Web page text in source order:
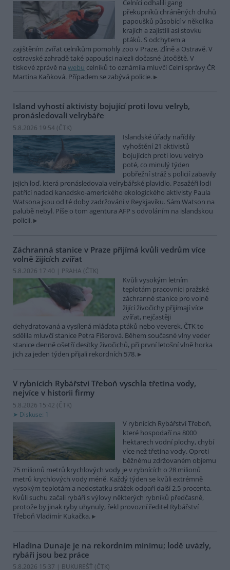
Celníci odhalili gang
překupníků chráněných druhů
papoušků působící v několika
krajích a zajistili asi stovku
ptáků. S odchytem a
zajištěním zvířat celníkům pomohly zoo v Praze, Zlíně a Ostravě. V
ostravské zahradě také papoušci nalezli dočasné útočiště. V
tiskové zprávě na webu celníků to oznámila mluvčí Celní správy ČR
Martina Kaňková. Případem se zabývá policie.
Island vyhostí aktivisty bojující proti lovu velryb,
pronásledovali velrybáře
5.8.2026 19:54 (ČTK)
Islandské úřady nařídily
vyhoštění 21 aktivistů
bojujících proti lovu velryb
poté, co minulý týden
pobřežní stráž s policií zabavily
jejich loď, která pronásledovala velrybářské plavidlo. Pasažéři lodi
patřící nadaci kanadsko-amerického ekologického aktivisty Paula
Watsona jsou od té doby zadržováni v Reykjavíku. Sám Watson na
palubě nebyl. Píše o tom agentura AFP s odvoláním na islandskou
policii.
Záchranná stanice v Praze přijímá kvůli vedrům více
volně žijících zvířat
5.8.2026 17:40 | PRAHA (ČTK)
Kvůli vysokým letním
teplotám pracovníci pražské
záchranné stanice pro volně
žijící živočichy přijímají více
zvířat, nejčastěji
dehydratovaná a vysílená mláďata ptáků nebo veverek. ČTK to
sdělila mluvčí stanice Petra Fišerová. Během současné vlny veder
stanice denně ošetří desítky živočichů, při první letošní vlně horka
jich za jeden týden přijali rekordních 578.
V rybnících Rybářství Třeboň vyschla třetina vody,
nejvíce v historii firmy
5.8.2026 15:42 (ČTK)
Diskuse: 1
V rybnících Rybářství Třeboň,
které hospodaří na 8000
hektarech vodní plochy, chybí
více než třetina vody. Oproti
běžnému zdržovaném objemu
75 milionů metrů krychlových vody je v rybnících o 28 milionů
metrů krychlových vody méně. Každý týden se kvůli extrémně
vysokým teplotám a nedostatku srážek odpaří další 2,5 procenta.
Kvůli suchu začali rybáři s výlovy některých rybníků předčasně,
protože by jinak ryby uhynuly, řekl provozní ředitel Rybářství
Třeboň Vladimír Kukačka.
Hladina Dunaje je na rekordním minimu; lodě uvázly,
rybáři jsou bez práce
5.8.2026 15:37 | BUKUREŠŤ (ČTK)